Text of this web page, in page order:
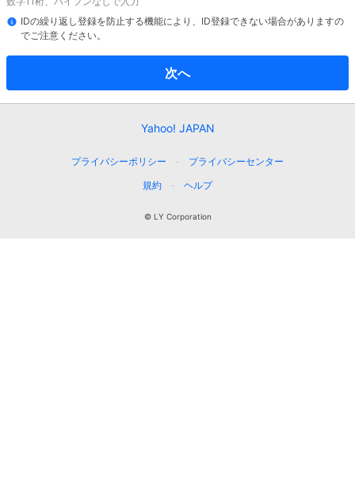
IDの繰り返し登録を防止する機能により、ID登録できない場合がありますの
でご注意ください。
次へ
Yahoo! JAPAN
プライバシーポリシー
プライバシーセンター
規約
ヘルプ
© LY Corporation